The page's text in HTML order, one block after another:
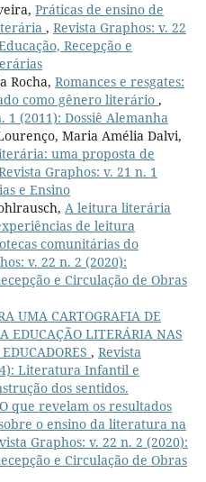
Práticas de ensino de
, Revista Graphos: v. 22
Recepção e
Rocha, Romances e resgates:
como gênero literário ,
1 (2011): Dossiê Alemanha
Maria Amélia Dalvi,
uma proposta de
Graphos: v. 21 n. 1
e Ensino
A leitura literária
de leitura
comunitárias do
v. 22 n. 2 (2020):
e Circulação de Obras
UMA CARTOGRAFIA DE
EDUCAÇÃO LITERÁRIA NAS
, Revista
Literatura Infantil e
dos sentidos.
O que revelam os resultados
o ensino da literatura na
Graphos: v. 22 n. 2 (2020):
e Circulação de Obras